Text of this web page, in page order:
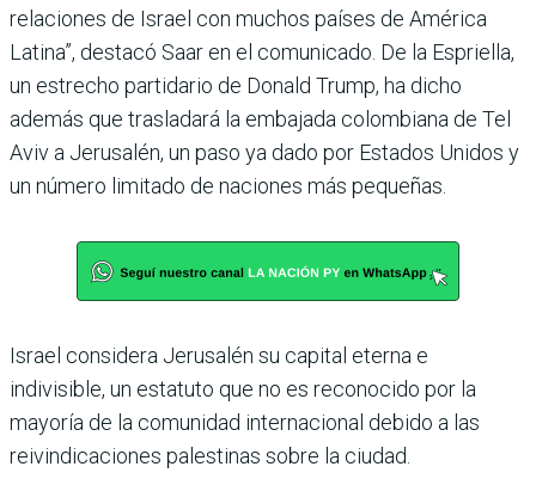
relaciones de Israel con muchos países de América
Latina”, destacó Saar en el comunicado. De la Espriella,
un estrecho partidario de Donald Trump, ha dicho
además que trasladará la embajada colombiana de Tel
Aviv a Jerusalén, un paso ya dado por Estados Unidos y
un número limitado de naciones más pequeñas.
Israel considera Jerusalén su capital eterna e
indivisible, un estatuto que no es reconocido por la
mayoría de la comunidad internacional debido a las
reivindicaciones palestinas sobre la ciudad.